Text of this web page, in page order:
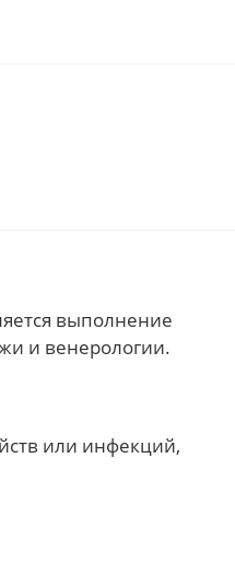
выполнение
и венерологии.
или инфекций,